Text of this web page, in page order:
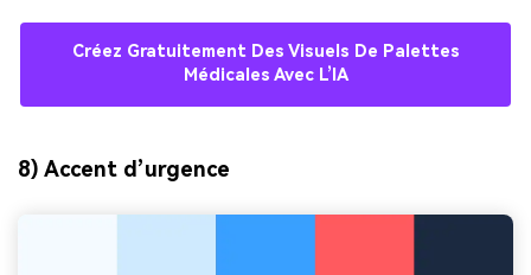
Créez Gratuitement Des Visuels De Palettes
Médicales Avec L’IA
8) Accent d’urgence